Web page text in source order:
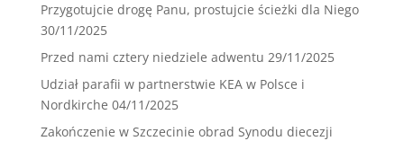
Przygotujcie drogę Panu, prostujcie ścieżki dla Niego
30/11/2025
Przed nami cztery niedziele adwentu 29/11/2025
Udział parafii w partnerstwie KEA w Polsce i
Nordkirche 04/11/2025
Zakończenie w Szczecinie obrad Synodu diecezji